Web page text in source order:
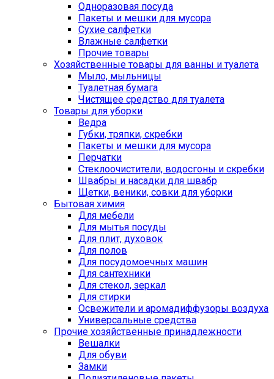
Одноразовая посуда
Пакеты и мешки для мусора
Сухие салфетки
Влажные салфетки
Прочие товары
Хозяйственные товары для ванны и туалета
Мыло, мыльницы
Туалетная бумага
Чистящее средство для туалета
Товары для уборки
Ведра
Губки, тряпки, скребки
Пакеты и мешки для мусора
Перчатки
Стеклоочистители, водосгоны и скребки
Швабры и насадки для швабр
Щетки, веники, совки для уборки
Бытовая химия
Для мебели
Для мытья посуды
Для плит, духовок
Для полов
Для посудомоечных машин
Для сантехники
Для стекол, зеркал
Для стирки
Освежители и аромадиффузоры воздуха
Универсальные средства
Прочие хозяйственные принадлежности
Вешалки
Для обуви
Замки